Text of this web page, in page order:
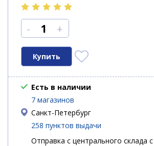
- +
Есть в наличии
7 магазинов
Санкт-Петербург
258 пунктов выдачи
Отправка с центрального склада